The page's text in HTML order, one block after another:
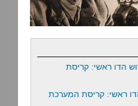
הדו ראשי: קריסת
ראשי: קריסת המערכת